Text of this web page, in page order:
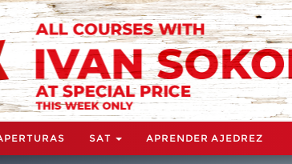
SAT APRENDER AJEDREZ